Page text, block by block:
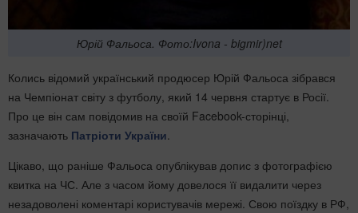
Юрій Фальоса. Фото:Ivona - bigmir)net
Колись відомий український продюсер Юрій Фальоса зібрався
на Чемпіонат світу з футболу, який 14 червня стартує в Росії.
Про це він сам повідомив на своїй Facebook-сторінці,
зазначають Патріоти України
Цікаво, що раніше Фальоса опублікував допис з фотографією
квитка на ЧС. Але з часом йому довелося її видалити через
незадоволені коментарі користувачів мережі. Свою поїздку в РФ,